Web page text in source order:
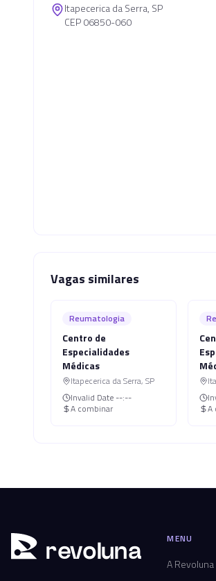
Itapecerica da Serra, SP
CEP 06850-060
Vagas similares
Reumatologia
Centro de
Especialidades
Médicas
Itapecerica da Serra, SP
Invalid Date --:--
A combinar
A
revoluna MENU
A Revoluna